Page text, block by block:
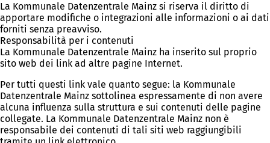
La Kommunale Datenzentrale Mainz si riserva il diritto di
apportare modifiche o integrazioni alle informazioni o ai dati
forniti senza preavviso.
Responsabilità per i contenuti
La Kommunale Datenzentrale Mainz ha inserito sul proprio
sito web dei link ad altre pagine Internet.
Per tutti questi link vale quanto segue: la Kommunale
Datenzentrale Mainz sottolinea espressamente di non avere
alcuna influenza sulla struttura e sui contenuti delle pagine
collegate. La Kommunale Datenzentrale Mainz non è
responsabile dei contenuti di tali siti web raggiungibili